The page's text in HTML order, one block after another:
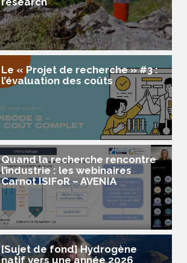
Le « Projet de recherche » #3 :
l’évaluation des coûts
Quand la recherche rencontre
l’industrie : les webinaires
Carnot ISIFoR – AVENIA
[Sujet de fond] Hydrogène
natif vers une année 2026